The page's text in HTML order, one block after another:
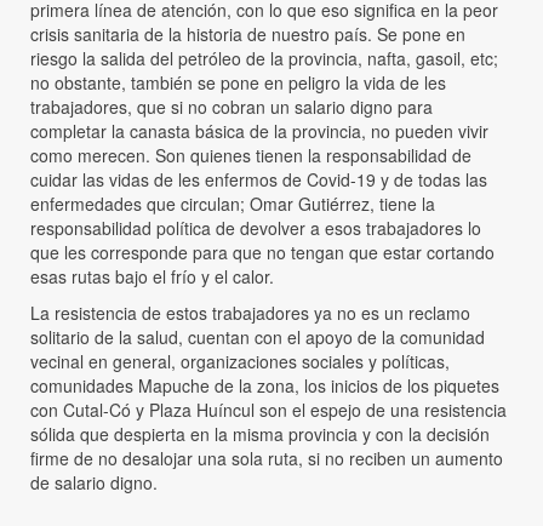
primera línea de atención, con lo que eso significa en la peor
crisis sanitaria de la historia de nuestro país. Se pone en
riesgo la salida del petróleo de la provincia, nafta, gasoil, etc;
no obstante, también se pone en peligro la vida de les
trabajadores, que si no cobran un salario digno para
completar la canasta básica de la provincia, no pueden vivir
como merecen. Son quienes tienen la responsabilidad de
cuidar las vidas de les enfermos de Covid-19 y de todas las
enfermedades que circulan; Omar Gutiérrez, tiene la
responsabilidad política de devolver a esos trabajadores lo
que les corresponde para que no tengan que estar cortando
esas rutas bajo el frío y el calor.
La resistencia de estos trabajadores ya no es un reclamo
solitario de la salud, cuentan con el apoyo de la comunidad
vecinal en general, organizaciones sociales y políticas,
comunidades Mapuche de la zona, los inicios de los piquetes
con Cutal-Có y Plaza Huíncul son el espejo de una resistencia
sólida que despierta en la misma provincia y con la decisión
firme de no desalojar una sola ruta, si no reciben un aumento
de salario digno.